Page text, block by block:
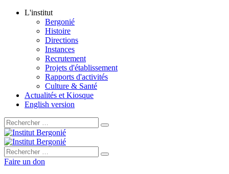
L'institut
Bergonié
Histoire
Directions
Instances
Recrutement
Projets d'établissement
Rapports d'activités
Culture & Santé
Actualités et Kiosque
English version
Rechercher :
Rechercher :
Faire un don